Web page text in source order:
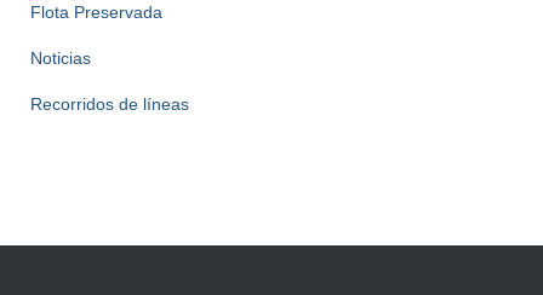
Flota Preservada
Noticias
Recorridos de líneas